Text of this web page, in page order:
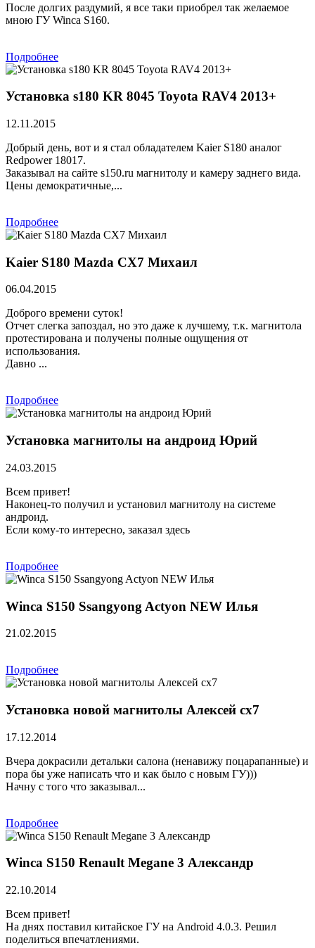
После долгих раздумий, я все таки приобрел так желаемое
мною ГУ Winca S160.
Подробнее
Установка s180 KR 8045 Toyota RAV4 2013+
12.11.2015
Добрый день, вот и я стал обладателем Kaier S180 аналог
Redpower 18017.
Заказывал на сайте s150.ru магнитолу и камеру заднего вида.
Цены демократичные,...
Подробнее
Kaier S180 Mazda CX7 Михаил
06.04.2015
Доброго времени суток!
Отчет слегка запоздал, но это даже к лучшему, т.к. магнитола
протестирована и получены полные ощущения от
использования.
Давно ...
Подробнее
Установка магнитолы на андроид Юрий
24.03.2015
Всем привет!
Наконец-то получил и установил магнитолу на системе
андроид.
Если кому-то интересно, заказал здесь
Подробнее
Winca S150 Ssangyong Actyon NEW Илья
21.02.2015
Подробнее
Установка новой магнитолы Алексей сх7
17.12.2014
Вчера докрасили детальки салона (ненавижу поцарапанные) и
пора бы уже написать что и как было с новым ГУ)))
Начну с того что заказывал...
Подробнее
Winca S150 Renault Megane 3 Александр
22.10.2014
Всем привет!
На днях поставил китайское ГУ на Android 4.0.3. Решил
поделиться впечатлениями.